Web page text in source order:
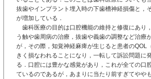
抜歯やインプラント埋入時の下歯槽神経損傷と，
が増加している．
歯科医療の目的は口腔機能の維持と修復にあり
う触や歯周病の治療，抜歯や義歯の調整など治療
が，その際，知覚神経麻痺が生じると患者のQOL
きく損なわれることになり，一転して訴訟問題に
る．口腔には豊かな感覚があり，これが全ての口
ているのであるが，あまりに当たり前すぎてやや